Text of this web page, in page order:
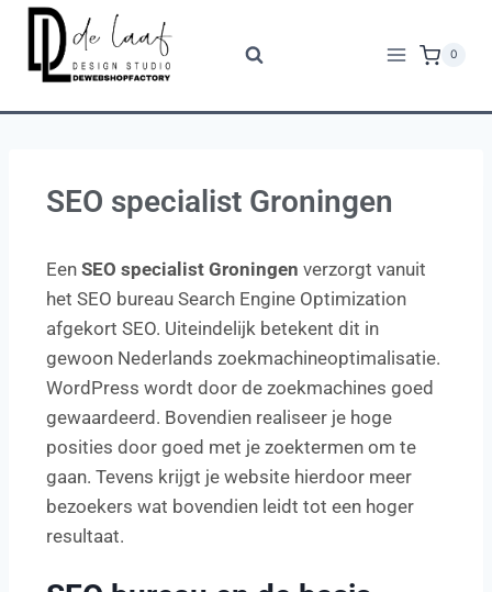
0
SEO specialist Groningen
Een SEO specialist Groningen verzorgt vanuit
het SEO bureau Search Engine Optimization
afgekort SEO. Uiteindelijk betekent dit in
gewoon Nederlands zoekmachineoptimalisatie.
WordPress wordt door de zoekmachines goed
gewaardeerd. Bovendien realiseer je hoge
posities door goed met je zoektermen om te
gaan. Tevens krijgt je website hierdoor meer
bezoekers wat bovendien leidt tot een hoger
resultaat.